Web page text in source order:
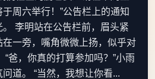
周六举行！”公告栏上的通知
李明站在公告栏前，眉头紧
一旁，嘴角微微上扬，似乎对
爸，你真的打算参加吗？”小雨
道。 “当然，我想让你看...